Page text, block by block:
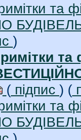
та
)
та
( підпис ) (
та